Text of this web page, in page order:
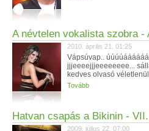
A névtelen vokalista szobra -
2010. április 21. 01:25
Vápsúvap..
jjjeeeejjjeeeeeeee...
kedves olvasó
Tovább
Hatvan csapás a Bikinin -
2009. július 22. 07:00